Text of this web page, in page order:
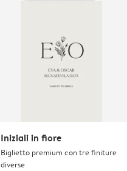
Iniziali in fiore
Biglietto premium con tre finiture
diverse